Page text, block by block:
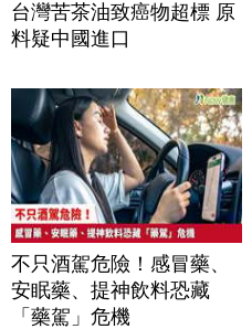
台灣苦茶油致癌物超標 原
料疑中國進口
不只酒駕危險！感冒藥、
安眠藥、提神飲料恐藏
「藥駕」危機